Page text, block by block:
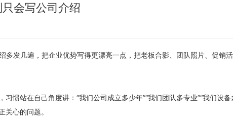
会写公司介绍
多发几遍，把企业优势写得更漂亮一点，把老板合影、团队照片、促
惯站在自己角度讲：“我们公司成立多少年”“我们团队多专业”“我们设
心的问题。